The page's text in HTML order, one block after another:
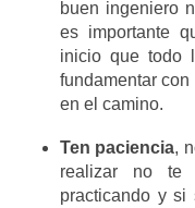
buen ingeniero
es importante
inicio que todo
fundamentar
en el camino.
Ten paciencia,
realizar no te
practicando y